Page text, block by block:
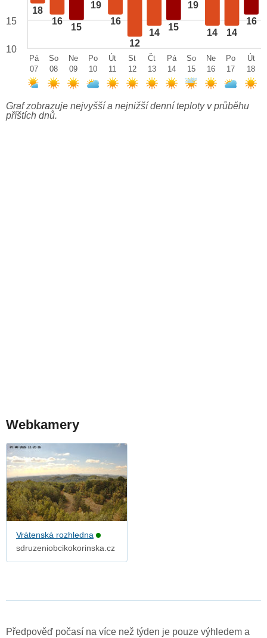
18
16
15
19
16
12
14
15
19
14 14
16
15
10
Pá
07
So
08
Ne
09
Po
10
Út
11
St
12
Čt
13
Pá
14
So
15
Ne
16
Po
17
Út
18
Graf zobrazuje nejvyšší a nejnižší denní teploty v průběhu
příštích dnů.
Webkamery
Vrátenská rozhledna
sdruzeniobcikokorinska.cz
Předpověď počasí na více než týden je pouze výhledem a